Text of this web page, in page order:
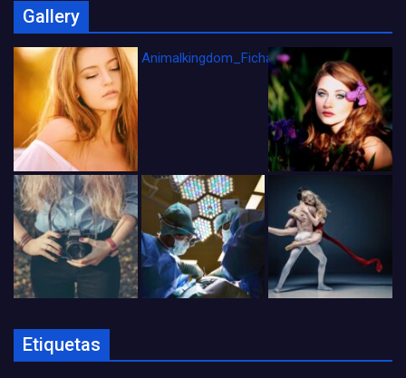
Gallery
Animalkingdom_FichaCine
Etiquetas